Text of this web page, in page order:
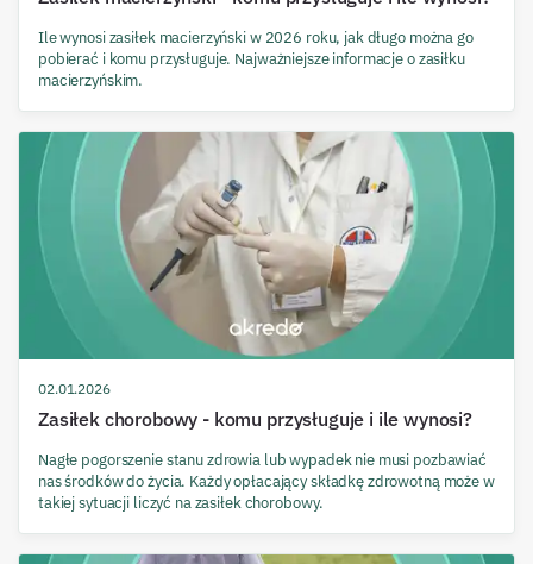
Ile wynosi zasiłek macierzyński w 2026 roku, jak długo można go
pobierać i komu przysługuje. Najważniejsze informacje o zasiłku
macierzyńskim.
02.01.2026
Zasiłek chorobowy - komu przysługuje i ile wynosi?
Nagłe pogorszenie stanu zdrowia lub wypadek nie musi pozbawiać
nas środków do życia. Każdy opłacający składkę zdrowotną może w
takiej sytuacji liczyć na zasiłek chorobowy.